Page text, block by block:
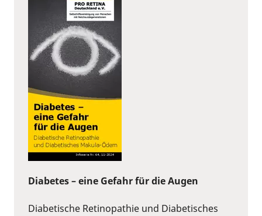
Diabetes – eine Gefahr für die Augen
Diabetische Retinopathie und Diabetisches